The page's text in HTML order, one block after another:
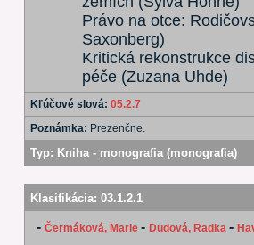
Právo na otce:
Saxonberg)
Kritická rekonstrukce
péče (Zuzana Uhde)
Kľúčové slová: 05.2.7
Poznámka: Prezenčne.
Typ: Kniha - monografia (monografia)
Klasifikácia: 03.1.2.1
- Čermáková, Marie - Dudová, Radka -